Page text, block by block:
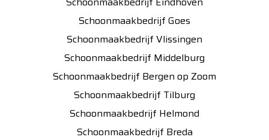
Schoonmaakbedrijf Goes
Schoonmaakbedrijf Vlissingen
Schoonmaakbedrijf Middelburg
Schoonmaakbedrijf Bergen op Zoom
Schoonmaakbedrijf Tilburg
Schoonmaakbedrijf Helmond
Schoonmaakbedrijf Breda